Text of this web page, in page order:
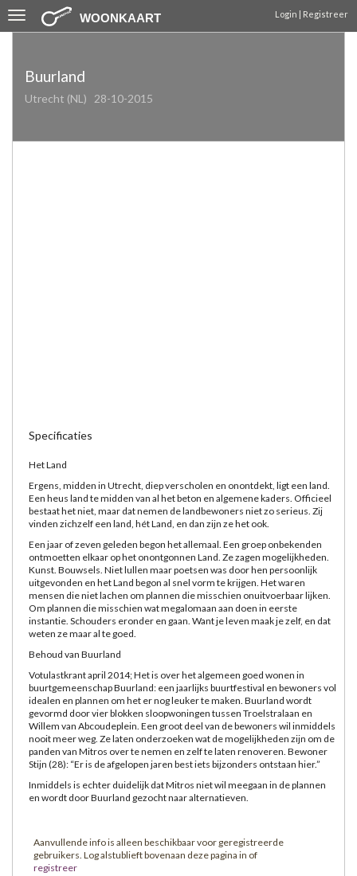
Toggle
navigation
WOONKAART Login | Registreer
Buurland
Utrecht (NL) 28-10-2015
Specificaties
Het Land
Ergens, midden in Utrecht, diep verscholen en onontdekt, ligt een land.
Een heus land te midden van al het beton en algemene kaders. Officieel
bestaat het niet, maar dat nemen de landbewoners niet zo serieus. Zij
vinden zichzelf een land, hét Land, en dan zijn ze het ook.
Een jaar of zeven geleden begon het allemaal. Een groep onbekenden
ontmoetten elkaar op het onontgonnen Land. Ze zagen mogelijkheden.
Kunst. Bouwsels. Niet lullen maar poetsen was door hen persoonlijk
uitgevonden en het Land begon al snel vorm te krijgen. Het waren
mensen die niet lachen om plannen die misschien onuitvoerbaar lijken.
Om plannen die misschien wat megalomaan aan doen in eerste
instantie. Schouders eronder en gaan. Want je leven maak je zelf, en dat
weten ze maar al te goed.
Behoud van Buurland
Votulastkrant april 2014; Het is over het algemeen goed wonen in
buurtgemeenschap Buurland: een jaarlijks buurtfestival en bewoners vol
idealen en plannen om het er nog leuker te maken. Buurland wordt
gevormd door vier blokken sloopwoningen tussen Troelstralaan en
Willem van Abcoudeplein. Een groot deel van de bewoners wil inmiddels
nooit meer weg. Ze laten onderzoeken wat de mogelijkheden zijn om de
panden van Mitros over te nemen en zelf te laten renoveren. Bewoner
Stijn (28): “Er is de afgelopen jaren best iets bijzonders ontstaan hier.”
Inmiddels is echter duidelijk dat Mitros niet wil meegaan in de plannen
en wordt door Buurland gezocht naar alternatieven.
Aanvullende info is alleen beschikbaar voor geregistreerde
gebruikers. Log alstublieft bovenaan deze pagina in of
registreer